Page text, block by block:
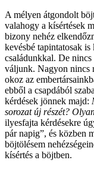
A mélyen átgondolt
valahogy a kísértések
bizony nehéz
kevésbé tapintatosak
családunkkal. De nincs
váljunk. Nagyon nincs
okoz az
ebből a csapdából
kérdések jönnek majd:
sorozat új részét?
ilyesfajta kérdésekre
pár napig”, és közben
böjtölésem
kísértés a böjtben.